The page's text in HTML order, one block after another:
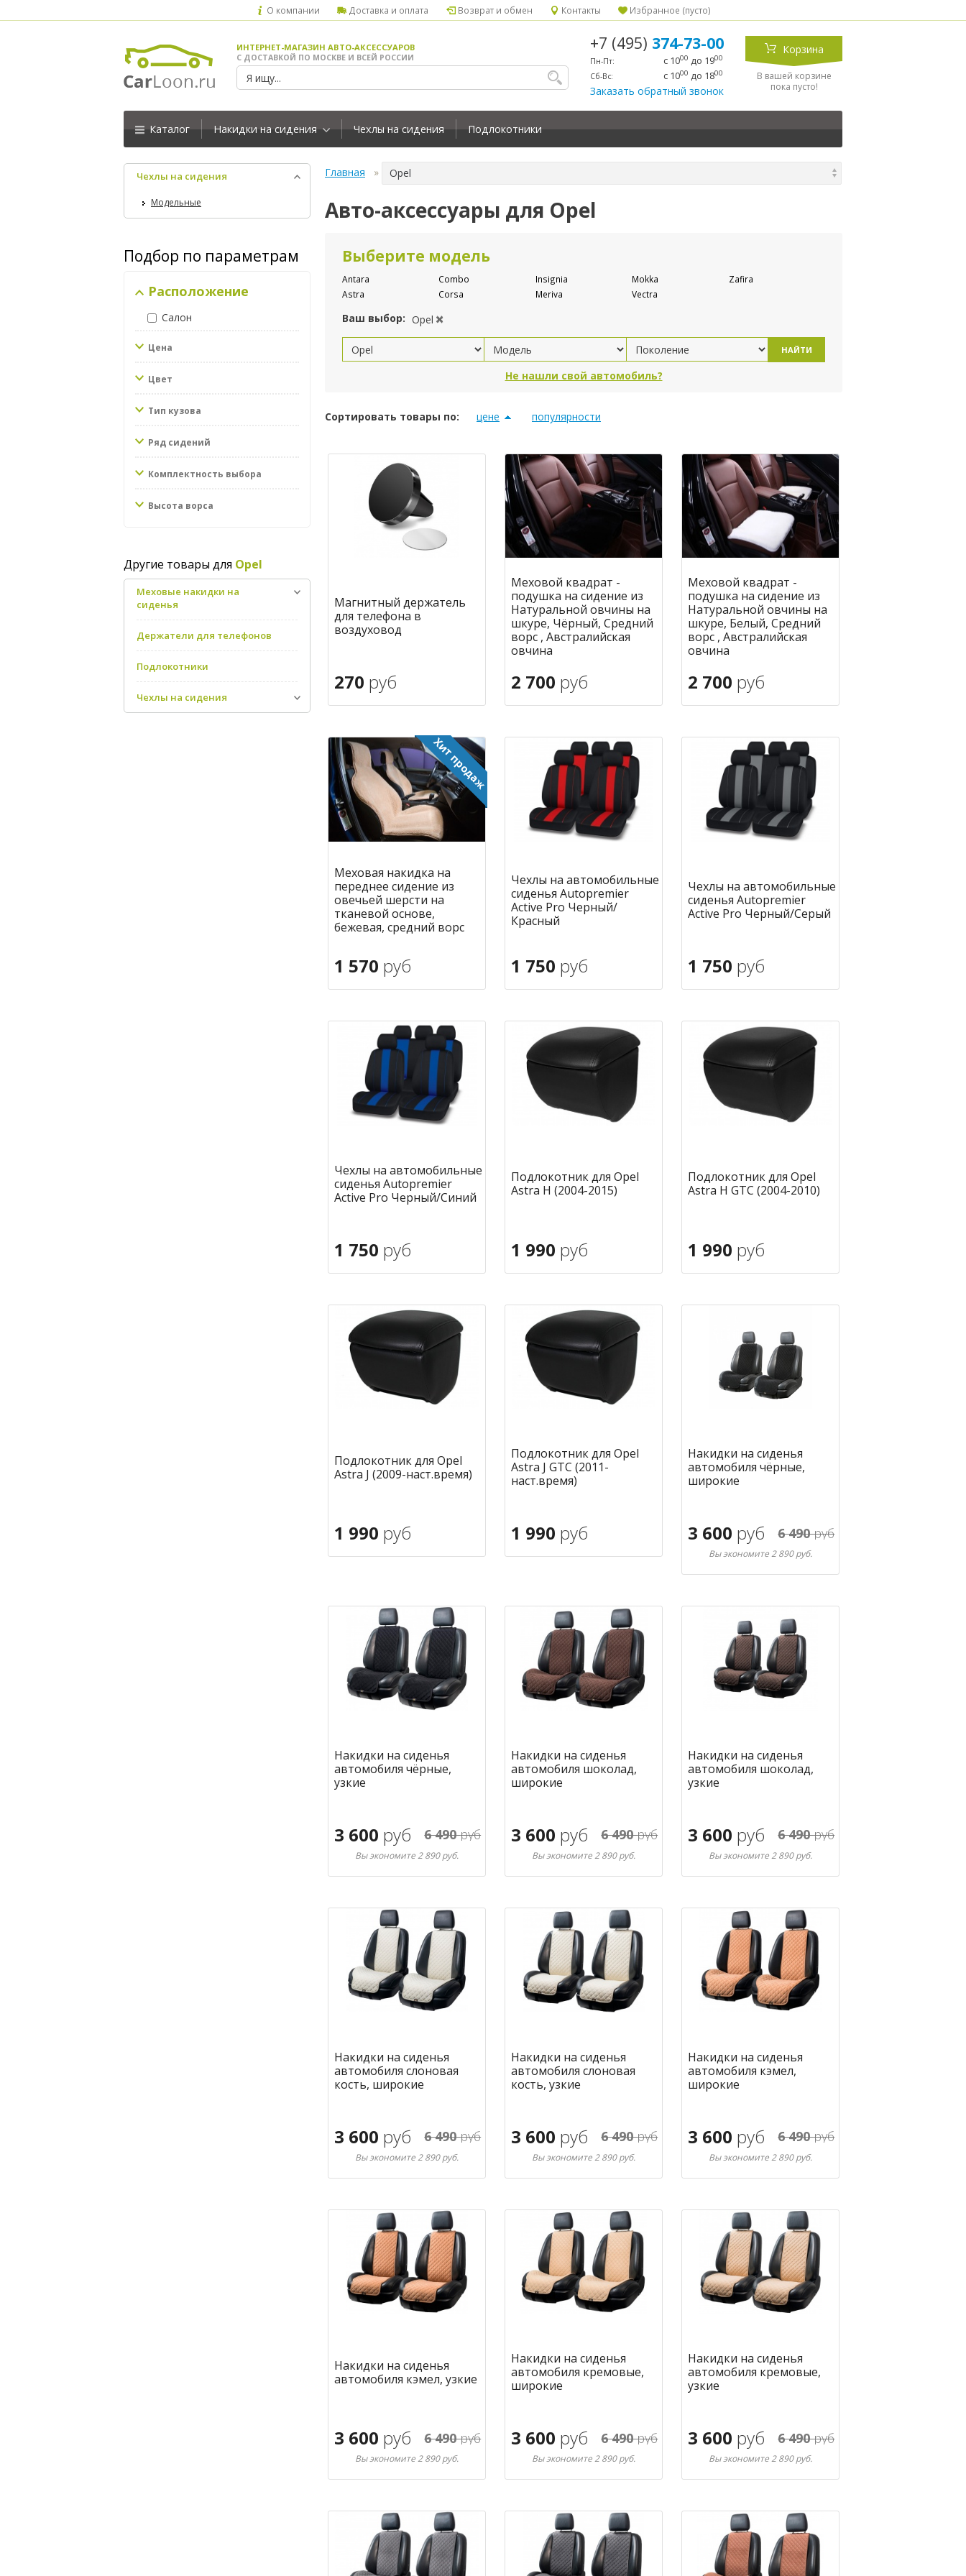
О компании Доставка и оплата Возврат и обмен Контакты Избранное (пусто)
ИНТЕРНЕТ-МАГАЗИН АВТО-АКСЕССУАРОВ
С ДОСТАВКОЙ ПО МОСКВЕ И ВСЕЙ РОССИИ
+7 (495) 374-73-00
Пн-Пт: с 1000 до 1900
Сб-Вс: с 1000 до 1800
Заказать обратный звонок
Корзина
В вашей корзине
пока пусто!
Каталог Накидки на сидения Чехлы на сидения Подлокотники
Чехлы на сидения
Модельные
Подбор по параметрам
Расположение
Салон
Цена
Цвет
Тип кузова
Ряд сидений
Комплектность выбора
Высота ворса
Другие товары для Opel
Меховые накидки на
сиденья
Держатели для телефонов
Подлокотники
Чехлы на сидения
Главная Opel
Авто-аксессуары для Opel
Выберите модель
Antara
Astra
Combo
Corsa
Insignia
Meriva
Mokka
Vectra
Zafira
Ваш выбор: Opel
НАЙТИ
Не нашли свой автомобиль?
Сортировать товары по: цене популярности
Магнитный держатель
для телефона в
воздуховод
270 руб
Меховой квадрат -
подушка на сидение из
Натуральной овчины на
шкуре, Чёрный, Средний
ворс , Австралийская
овчина
2 700 руб
Меховой квадрат -
подушка на сидение из
Натуральной овчины на
шкуре, Белый, Средний
ворс , Австралийская
овчина
2 700 руб
Меховая накидка на
переднее сидение из
овечьей шерсти на
тканевой основе,
бежевая, средний ворс
1 570 руб
Чехлы на автомобильные
сиденья Autopremier
Active Pro Черный/
Красный
1 750 руб
Чехлы на автомобильные
сиденья Autopremier
Active Pro Черный/Серый
1 750 руб
Чехлы на автомобильные
сиденья Autopremier
Active Pro Черный/Синий
1 750 руб
В корзину
Подлокотник для Opel
Astra H (2004-2015)
1 990 руб
В корзину
Подлокотник для Opel
Astra H GTC (2004-2010)
1 990 руб
В корзину
Подлокотник для Opel
Astra J (2009-наст.время)
1 990 руб
Подлокотник для Opel
Astra J GTC (2011-
наст.время)
1 990 руб
Накидки на сиденья
автомобиля чёрные,
широкие
3 600 руб 6 490руб
Вы экономите 2 890 руб.
Накидки на сиденья
автомобиля чёрные,
узкие
3 600 руб 6 490руб
Вы экономите 2 890 руб.
В корзину
Накидки на сиденья
автомобиля шоколад,
широкие
3 600 руб 6 490руб
Вы экономите 2 890 руб.
В корзину
Накидки на сиденья
автомобиля шоколад,
узкие
3 600 руб 6 490руб
Вы экономите 2 890 руб.
В корзину
Накидки на сиденья
автомобиля слоновая
кость, широкие
3 600 руб 6 490руб
Вы экономите 2 890 руб.
В корзину
Накидки на сиденья
автомобиля слоновая
кость, узкие
3 600 руб 6 490руб
Вы экономите 2 890 руб.
В корзину
Накидки на сиденья
автомобиля кэмел,
широкие
3 600 руб 6 490руб
Вы экономите 2 890 руб.
В корзину
Накидки на сиденья
автомобиля кэмел, узкие
3 600 руб 6 490руб
Вы экономите 2 890 руб.
Накидки на сиденья
автомобиля кремовые,
широкие
3 600 руб 6 490руб
Вы экономите 2 890 руб.
Накидки на сиденья
автомобиля кремовые,
узкие
3 600 руб 6 490руб
Вы экономите 2 890 руб.